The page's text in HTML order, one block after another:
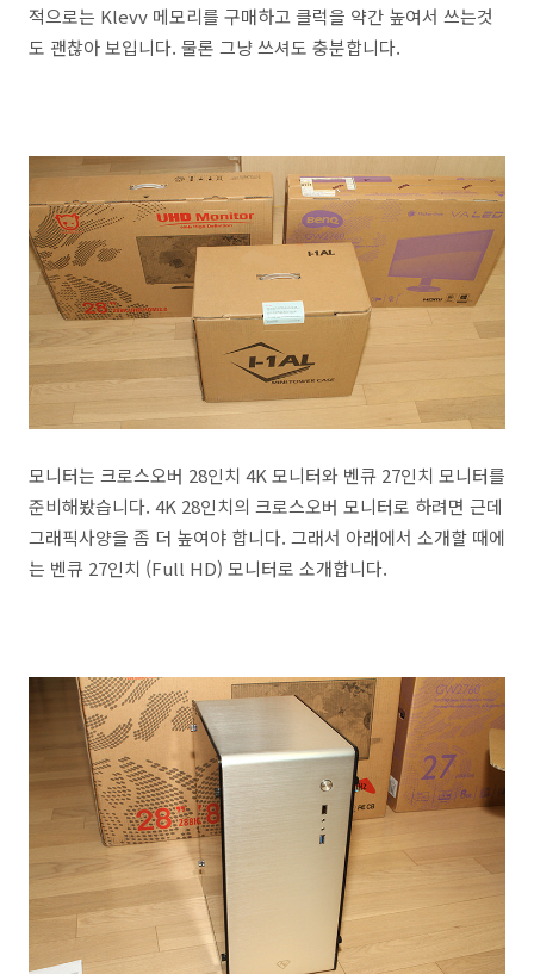
적으로는 Klevv 메모리를 구매하고 클럭을 약간 높여서 쓰는것
도 괜찮아 보입니다. 물론 그냥 쓰셔도 충분합니다.
모니터는 크로스오버 28인치 4K 모니터와 벤큐 27인치 모니터를
준비해봤습니다. 4K 28인치의 크로스오버 모니터로 하려면 근데
그래픽사양을 좀 더 높여야 합니다. 그래서 아래에서 소개할 때에
는 벤큐 27인치 (Full HD) 모니터로 소개합니다.